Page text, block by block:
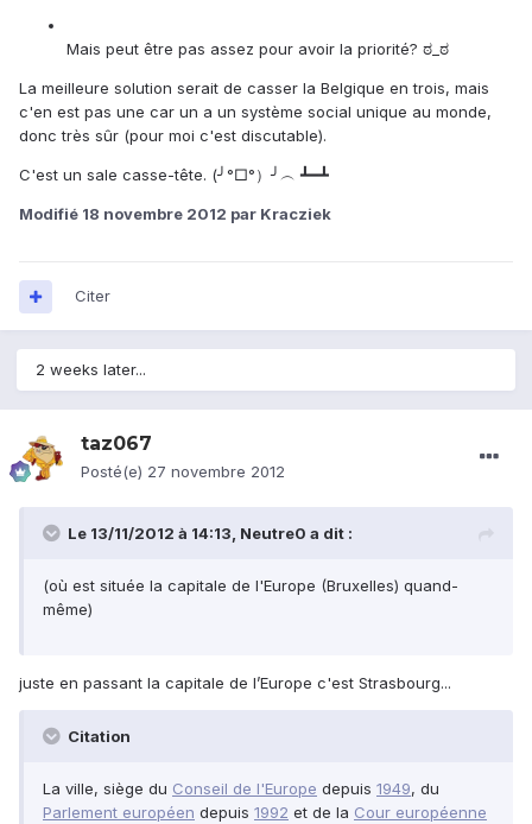
Mais peut être pas assez pour avoir la priorité? ಠ_ಠ
La meilleure solution serait de casser la Belgique en trois, mais
c'en est pas une car un a un système social unique au monde,
donc très sûr (pour moi c'est discutable).
C'est un sale casse-tête. (╯°□°）╯︵ ┻━┻
Modifié 18 novembre 2012 par Kracziek
Citer
2 weeks later...
taz067
Posté(e) 27 novembre 2012
Le 13/11/2012 à 14:13, Neutre0 a dit :
(où est située la capitale de l'Europe (Bruxelles) quand-
même)
juste en passant la capitale de l’Europe c'est Strasbourg...
Citation
La ville, siège du Conseil de l'Europe depuis 1949, du
Parlement européen depuis 1992 et de la Cour européenne